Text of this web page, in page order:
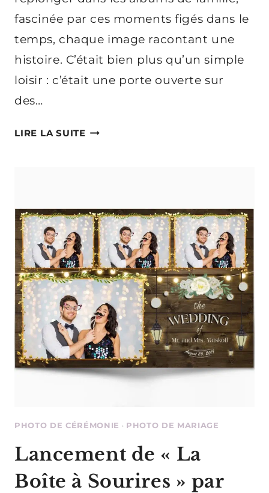
fascinée par ces moments figés dans le
temps, chaque image racontant une
histoire. C’était bien plus qu’un simple
loisir : c’était une porte ouverte sur
des…
LIRE LA SUITEMON
PASSION
À
UNE
CARRIÈRE
DE
PHOTOGRAPHE
PROFESSIONNELLE
PHOTO DE CÉRÉMONIE · PHOTO DE MARIAGE
Lancement de « La
Boîte à Sourires » par